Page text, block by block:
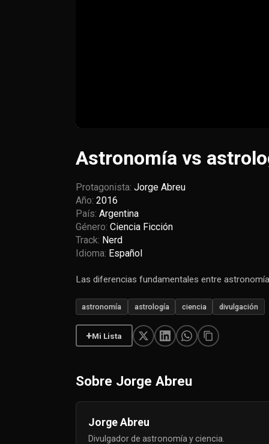
Astronomía vs
Protagonista: Jorge Abreu
Año: 2016
País: Argentina
Género: Ciencia Ficción
Track: Nerd
Idioma: Español
Las diferencias fundamentales entre
astronomía astrología ciencia divulgación
+Mi Lista
Sobre Jorge Abreu
Jorge Abreu
Divulgador de astronomía y ciencia.